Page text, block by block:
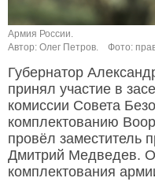
Армия России.
Автор: Олег Петров.
Фото:
Губернатор
принял участие в
комиссии Совета
комплектованию
провёл заместитель
Дмитрий Медведев.
комплектования